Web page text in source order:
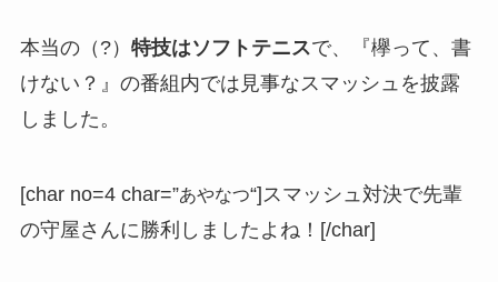
本当の（?） 特技はソフトテニスで、『欅って、書
けない？』の番組内では見事なスマッシュを披露
しました。
[char no=4 char=”あやなつ“]スマッシュ対決で先輩
の守屋さんに勝利しましたよね！ [/char]